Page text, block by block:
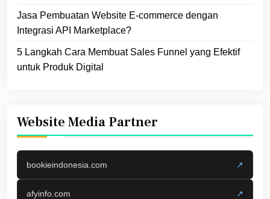
Jasa Pembuatan Website E-commerce dengan
Integrasi API Marketplace?
5 Langkah Cara Membuat Sales Funnel yang Efektif
untuk Produk Digital
Website Media Partner
bookieindonesia.com ↗
afyinfo.com ↗